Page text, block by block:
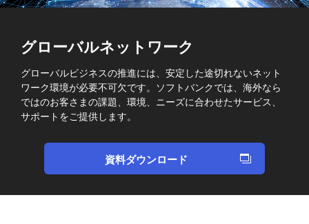
グローバルネットワーク
グローバルビジネスの推進には、安定した途切れないネット
ワーク環境が必要不可欠です。ソフトバンクでは、海外なら
ではのお客さまの課題、環境、ニーズに合わせたサービス、
サポートをご提供します。
資料ダウンロード